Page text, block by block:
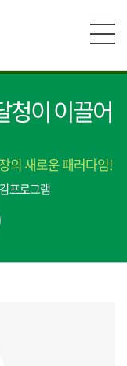
청이 이끌어
의 새로운 패러다임!
프로그램